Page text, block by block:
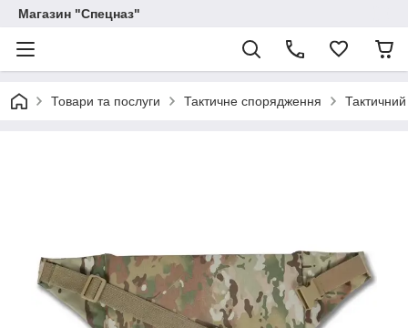
Магазин "Спецназ"
Товари та послуги Тактичне спорядження